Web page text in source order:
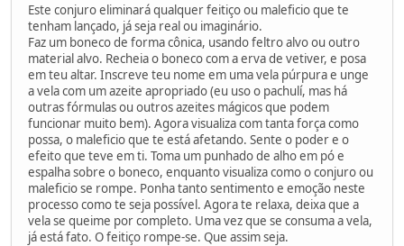
Este conjuro eliminará qualquer feitiço ou maleficio que te
tenham lançado, já seja real ou imaginário.
Faz um boneco de forma cônica, usando feltro alvo ou outro
material alvo. Recheia o boneco com a erva de vetiver, e posa
em teu altar. Inscreve teu nome em uma vela púrpura e unge
a vela com um azeite apropriado (eu uso o pachulí, mas há
outras fórmulas ou outros azeites mágicos que podem
funcionar muito bem). Agora visualiza com tanta força como
possa, o maleficio que te está afetando. Sente o poder e o
efeito que teve em ti. Toma um punhado de alho em pó e
espalha sobre o boneco, enquanto visualiza como o conjuro ou
maleficio se rompe. Ponha tanto sentimento e emoção neste
processo como te seja possível. Agora te relaxa, deixa que a
vela se queime por completo. Uma vez que se consuma a vela,
já está fato. O feitiço rompe-se. Que assim seja.